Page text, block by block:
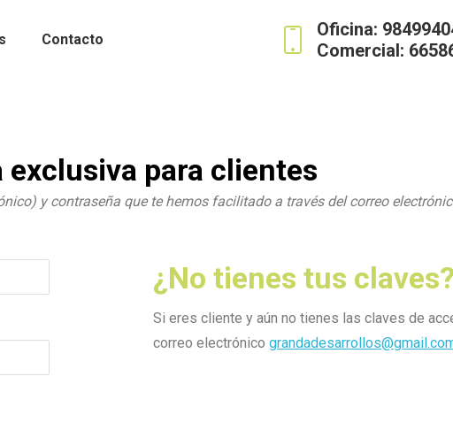
Contacto
Oficina:
Comercial:
exclusiva para clientes
y contraseña que te hemos facilitado a través del correo
¿No tienes tus claves?
Si eres cliente y aún no tienes las claves de
correo electrónico